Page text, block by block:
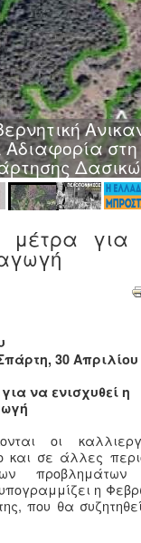
Αδιαφορία
μέτρα
30 Απριλίου
να ενισχυθεί η
οι
και σε άλλες
προβλημάτων
η
που θα